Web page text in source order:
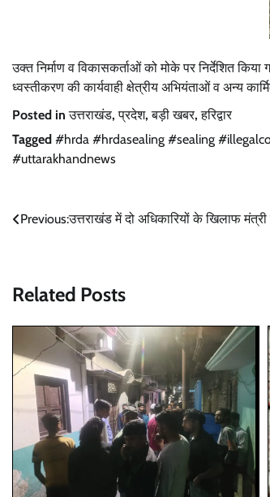
उक्त निर्माण व विकासकर्ताओं को मोके पर निर्देशित
ध्वस्तीकरण की कार्यवाही क्षेत्रीय अभियंताओं व अन्य
Posted inउत्तराखंड,प्रदेश,बड़ी खबर,हरिद्वार
Tagged #hrda #hrdasealing #sealing
#uttarakhandnews
Post
Previous:उत्तराखंड में दो अधिकारियों के खिलाफ मंत्री
Related Posts